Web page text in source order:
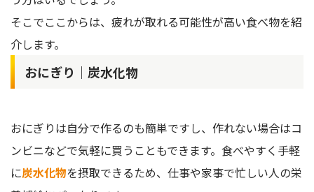
そこでここからは、疲れが取れる可能性が高い食べ物を紹
介します。
おにぎり｜炭水化物
おにぎりは自分で作るのも簡単ですし、作れない場合はコ
ンビニなどで気軽に買うこともできます。食べやすく手軽
に炭水化物を摂取できるため、仕事や家事で忙しい人の栄